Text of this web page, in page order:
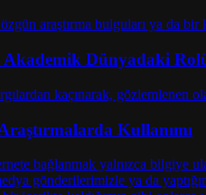
Akademik Dünyadaki
Kullanımı